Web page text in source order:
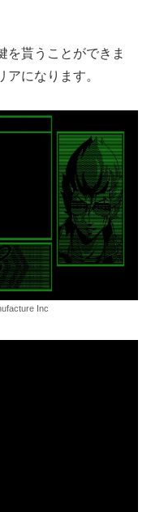
を貰うことができま
になります。
Inc